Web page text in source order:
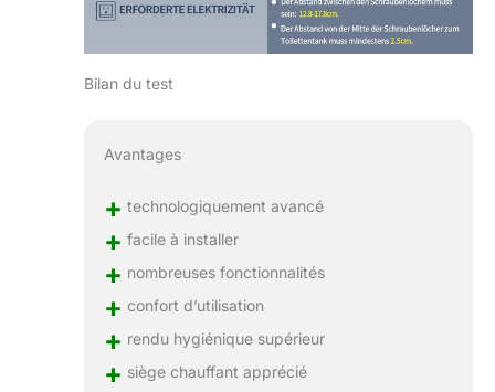
Bilan du test
Avantages
+ technologiquement avancé
+ facile à installer
+ nombreuses fonctionnalités
+ confort d’utilisation
+ rendu hygiénique supérieur
+ siège chauffant apprécié